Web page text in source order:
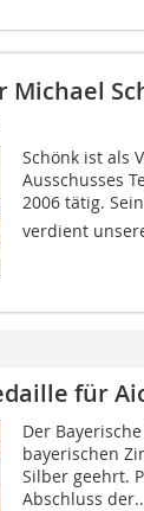
Schönk ist als
Ausschusses
2006 tätig.
verdient
für
Der
bayerischen
Silber geehrt.
Abschluss